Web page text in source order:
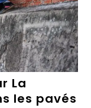
La
les pavés